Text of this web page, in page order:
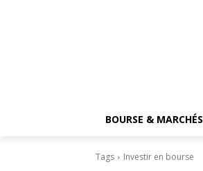
BOURSE & MARCHÉS
Tags Investir en bourse